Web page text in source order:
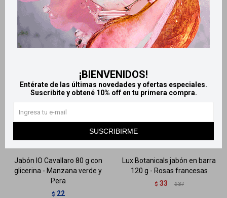
¡BIENVENIDOS!
Entérate de las últimas novedades y ofertas especiales.
Suscribite y obtené 10% off en tu primera compra.
SUSCRIBIRME
Jabón IO Cavallaro 80 g con
glicerina - Manzana verde y
Pera
$ 22
Lux Botanicals jabón en barra
120 g - Rosas francesas
$ 33 $ 37